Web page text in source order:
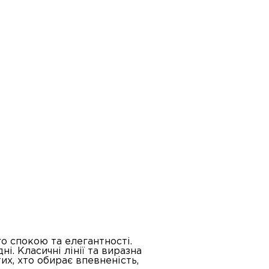
спокою та елегантності.
Класичні лінії та виразна
хто обирає впевненість,